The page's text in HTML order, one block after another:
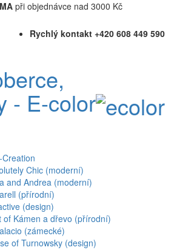
při objednávce nad 3000 Kč
Rychlý kontakt +420 608 449 590
- E-color
Chic (moderní)
and Andrea (moderní)
(přírodní)
(design)
of Kámen a dřevo (přírodní)
(zámecké)
of Turnowsky (design)